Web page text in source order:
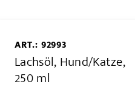
ART.: 92993
Lachsöl, Hund/Katze,
250 ml